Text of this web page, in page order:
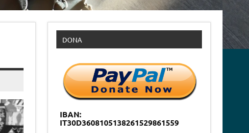
DONA
IBAN:
IT30D3608105138261529861559